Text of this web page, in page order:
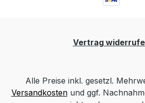
Vertrag
Alle Preise inkl. gesetzl.
Versandkostenund ggf.